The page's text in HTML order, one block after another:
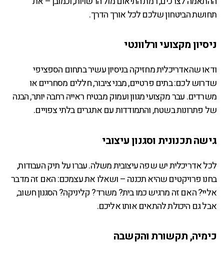
תחושת הביטחון שלכם לכל אורך הדרך.
ניסיון מקצועי ורלוונטי
ודאו שהאדריכלית מחזיקה בניסיון עשיר בתחום הספציפי
שדרוש לכם: בתים פרטיים, מבני ציבור, חללים מסחריים או
משרדים. עבר מקצועי מגוון ועמוק מבטיח ראייה רחבה יותר, הבנה
של פתרונות בשטח, והתמודדות עם אתגרים בלתי צפויים.
גישה תכנונית וסגנון עיצובי
לכל אדריכלית יש שפה עיצובית משלה. עברו על תיק העבודות,
בחנו פרויקטים שהיא תכננה – ושאלו את עצמכם: האם זה מדבר
אליי? האם זה מרגיש כמו בית? משרד? קליניקה? הסגנון חשוב,
אבל גם היכולת להתאים אותו אליכם.
כימיה, תקשורת והקשבה